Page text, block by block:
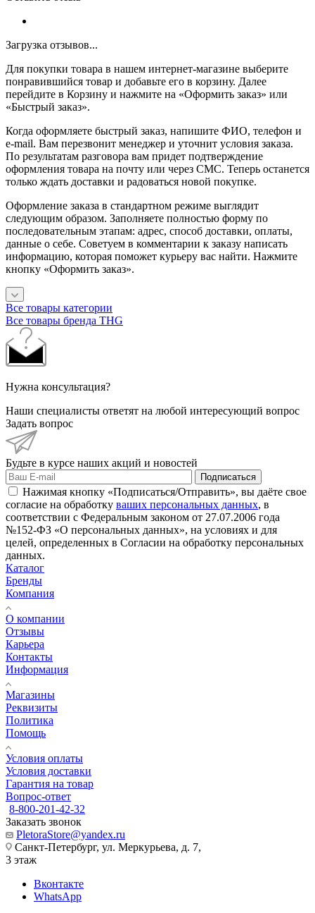
Загрузка отзывов...
Для покупки товара в нашем интернет-магазине выберите
понравившийся товар и добавьте его в корзину. Далее
перейдите в Корзину и нажмите на «Оформить заказ» или
«Быстрый заказ».
Когда оформляете быстрый заказ, напишите ФИО, телефон и
e-mail. Вам перезвонит менеджер и уточнит условия заказа.
По результатам разговора вам придет подтверждение
оформления товара на почту или через СМС. Теперь останется
только ждать доставки и радоваться новой покупке.
Оформление заказа в стандартном режиме выглядит
следующим образом. Заполняете полностью форму по
последовательным этапам: адрес, способ доставки, оплаты,
данные о себе. Советуем в комментарии к заказу написать
информацию, которая поможет курьеру вас найти. Нажмите
кнопку «Оформить заказ».
Все товары категории
Все товары бренда THG
Нужна консультация?
Наши специалисты ответят на любой интересующий вопрос
Задать вопрос
Будьте в курсе наших акций и новостей
Подписаться
Нажимая кнопку «Подписаться/Отправить», вы даёте свое
согласие на обработку ваших персональных данных, в
соответствии с Федеральным законом от 27.07.2006 года
№152-ФЗ «О персональных данных», на условиях и для
целей, определенных в Согласии на обработку персональных
данных.
Каталог
Бренды
Компания
О компании
Отзывы
Карьера
Контакты
Информация
Магазины
Реквизиты
Политика
Помощь
Условия оплаты
Условия доставки
Гарантия на товар
Вопрос-ответ
8-800-201-42-32
Заказать звонок
PletoraStore@yandex.ru
Санкт-Петербург, ул. Меркурьева, д. 7,
3 этаж
Вконтакте
WhatsApp